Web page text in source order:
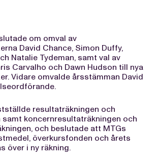
om omval av
David Chance, Simon Duffy,
Natalie Tydeman, samt val av
Carvalho och Dawn Hudson till nya
Vidare omvalde årsstämman David
resultaträkningen och
samt koncernresultaträkningen och
och beslutade att MTGs
överkursfonden och årets
över i ny räkning.